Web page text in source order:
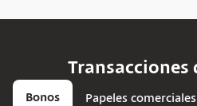
Transacciones
Bonos Papeles comerciales